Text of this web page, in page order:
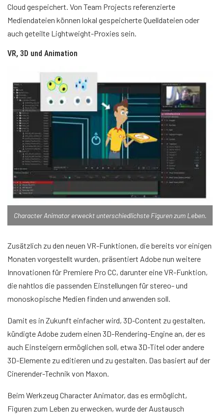
Cloud gespeichert. Von Team Projects referenzierte
Mediendateien können lokal gespeicherte Quelldateien oder
auch geteilte Lightweight-Proxies sein.
VR, 3D und Animation
Character Animator erweckt unterschiedlichste Figuren zum Leben.
Zusätzlich zu den neuen VR-Funktionen, die bereits vor einigen
Monaten vorgestellt wurden, präsentiert Adobe nun weitere
Innovationen für Premiere Pro CC, darunter eine VR-Funktion,
die nahtlos die passenden Einstellungen für stereo- und
monoskopische Medien finden und anwenden soll.
Damit es in Zukunft einfacher wird, 3D-Content zu gestalten,
kündigte Adobe zudem einen 3D-Rendering-Engine an, der es
auch Einsteigern ermöglichen soll, etwa 3D-Titel oder andere
3D-Elemente zu editieren und zu gestalten. Das basiert auf der
Cinerender-Technik von Maxon.
Beim Werkzeug Character Animator, das es ermöglicht,
Figuren zum Leben zu erwecken, wurde der Austausch